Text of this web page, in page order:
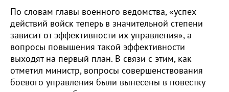
По словам главы военного ведомства, «успех
действий войск теперь в значительной степени
зависит от эффективности их управления», а
вопросы повышения такой эффективности
выходят на первый план. В связи с этим, как
отметил министр, вопросы совершенствования
боевого управления были вынесены в повестку